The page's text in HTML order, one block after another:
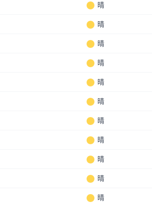
晴
晴
晴
晴
晴
晴
晴
晴
晴
晴
晴